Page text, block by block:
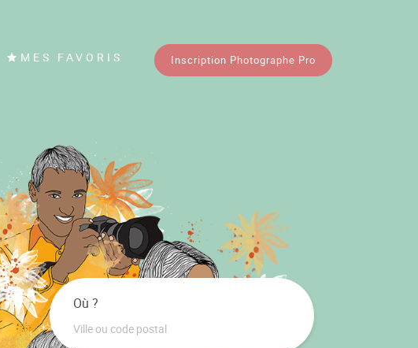
MES FAVORIS Inscription Photographe Pro
Où ?